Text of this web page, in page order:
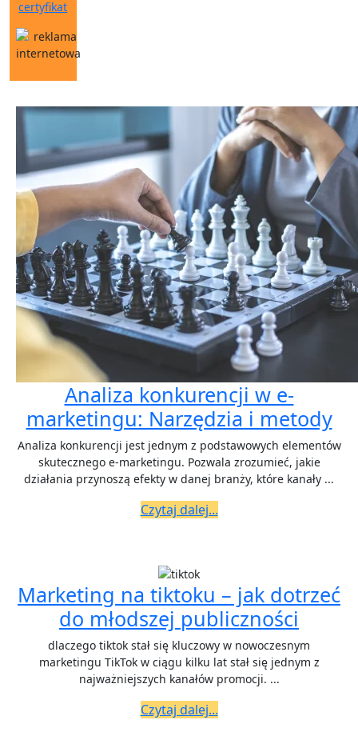
Analiza konkurencji w e-
marketingu: Narzędzia i metody
e-
Analiza konkurencji jest jednym z podstawowych elementów
skutecznego e-marketingu. Pozwala zrozumieć, jakie
działania przynoszą efekty w danej branży, które kanały ...
Czytaj dalej...Czytaj
Marketing na tiktoku – jak dotrzeć
do młodszej publiczności
na
dlaczego tiktok stał się kluczowy w nowoczesnym
marketingu TikTok w ciągu kilku lat stał się jednym z
najważniejszych kanałów promocji. ...
Czytaj dalej...Czytaj